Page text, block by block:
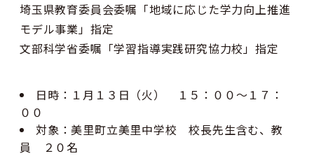
埼玉県教育委員会委嘱「地域に応じた学力向上推進
モデル事業」指定
文部科学省委嘱「学習指導実践研究協力校」指定
日時：１月１３日（火） １５：００〜１７：
００
対象：美里町立美里中学校 校長先生含む、教
員 ２０名